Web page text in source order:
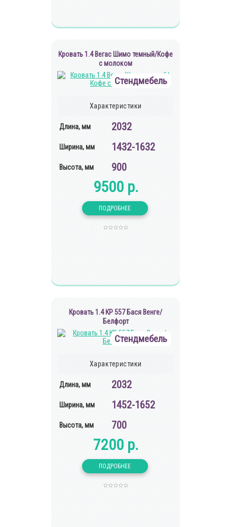
Кровать 1.4 Вегас Шимо темный/Кофе
с молоком
Стендмебель
Характеристики
Длина, мм 2032
Ширина, мм 1432-1632
Высота, мм 900
9500 р.
Кровать 1.4 КР 557 Бася Венге/
Белфорт
Стендмебель
Характеристики
Длина, мм 2032
Ширина, мм 1452-1652
Высота, мм 700
7200 р.